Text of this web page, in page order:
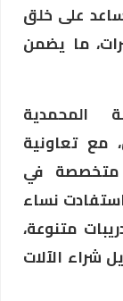
على خلق
ما يضمن
المحمدية
مع تعاونية
متخصصة في
نساء
متنوعة،
شراء الآلات